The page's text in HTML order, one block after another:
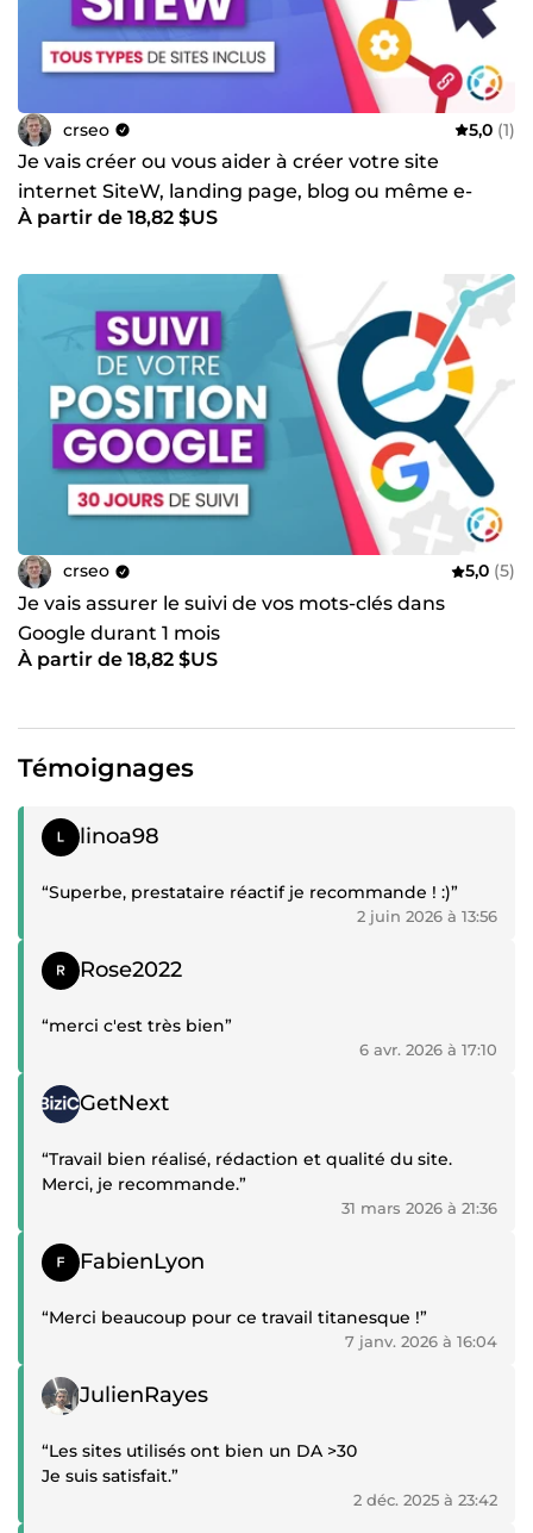
crseo 5,0 (1)
Je vais créer ou vous aider à créer votre site
internet SiteW, landing page, blog ou même e-
commerce
À partir de 18,82 $US
crseo 5,0 (5)
Je vais assurer le suivi de vos mots-clés dans
Google durant 1 mois
À partir de 18,82 $US
Témoignages
Témoignage positif
linoa98
“Superbe, prestataire réactif je recommande ! :)”
2 juin 2026 à 13:56
Témoignage positif
Rose2022
“merci c'est très bien”
6 avr. 2026 à 17:10
Témoignage positif
GetNext
“Travail bien réalisé, rédaction et qualité du site.
Merci, je recommande.”
31 mars 2026 à 21:36
Témoignage positif
FabienLyon
“Merci beaucoup pour ce travail titanesque !”
7 janv. 2026 à 16:04
Témoignage positif
JulienRayes
“Les sites utilisés ont bien un DA >30
Je suis satisfait.”
2 déc. 2025 à 23:42